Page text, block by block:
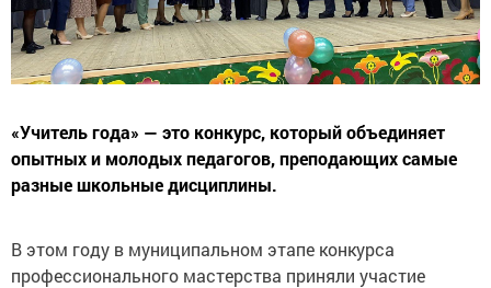
«Учитель года» — это конкурс, который объединяет
опытных и молодых педагогов, преподающих самые
разные школьные дисциплины.
В этом году в муниципальном этапе конкурса
профессионального мастерства приняли участие